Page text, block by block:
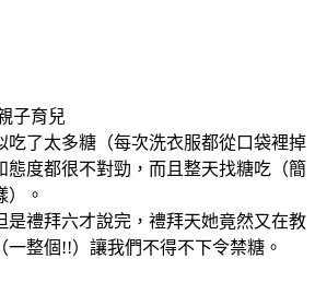
子育兒
吃了太多糖（每次洗衣服都從口袋裡掉
態度都很不對勁，而且整天找糖吃（簡
）。
是禮拜六才說完，禮拜天她竟然又在教
一整個!!）讓我們不得不下令禁糖。